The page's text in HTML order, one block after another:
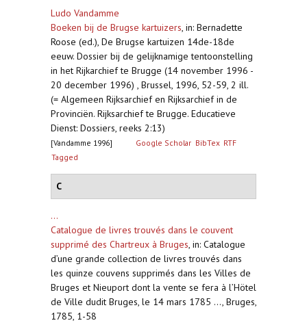
Ludo Vandamme
Boeken bij de Brugse kartuizers, in: Bernadette
Roose (ed.), De Brugse kartuizen 14de-18de
eeuw. Dossier bij de gelijknamige tentoonstelling
in het Rijkarchief te Brugge (14 november 1996 -
20 december 1996) , Brussel, 1996, 52-59, 2 ill.
(= Algemeen Rijksarchief en Rijksarchief in de
Provinciën. Rijksarchief te Brugge. Educatieve
Dienst: Dossiers, reeks 2:13)
[Vandamme 1996] Google Scholar BibTex RTF
Tagged
C
...
Catalogue de livres trouvés dans le couvent
supprimé des Chartreux à Bruges, in: Catalogue
d’une grande collection de livres trouvés dans
les quinze couvens supprimés dans les Villes de
Bruges et Nieuport dont la vente se fera à l’Hötel
de Ville dudit Bruges, le 14 mars 1785 ..., Bruges,
1785, 1-58